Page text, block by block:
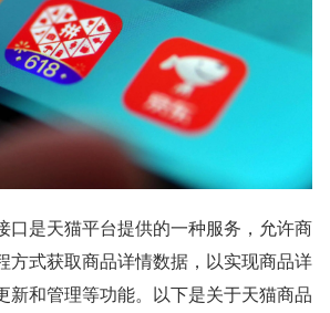
口是天猫平台提供的一种服务，允许商
方式获取商品详情数据，以实现商品详
新和管理等功能。以下是关于天猫商品